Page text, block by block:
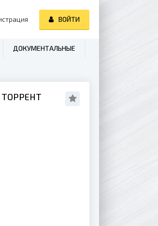
ТОРРЕНТ
ВОЙТИ
ДОКУМЕНТАЛЬНЫЕ